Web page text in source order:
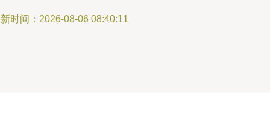
时间：2026-08-06 08:40:11